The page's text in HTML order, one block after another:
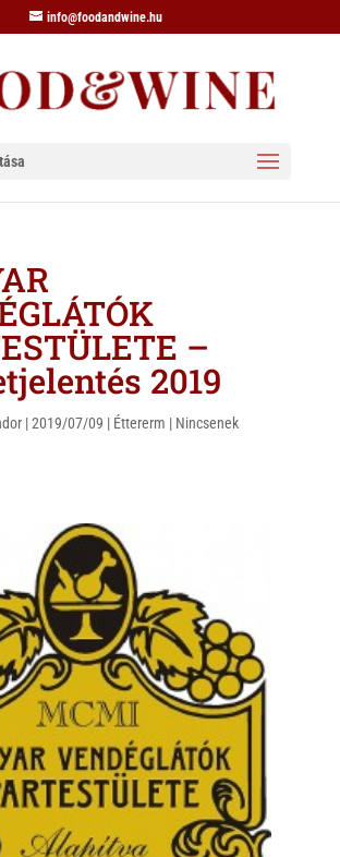
info@foodandwine.hu
–
2019
|2019/07/09 | Éttererm | Nincsenek